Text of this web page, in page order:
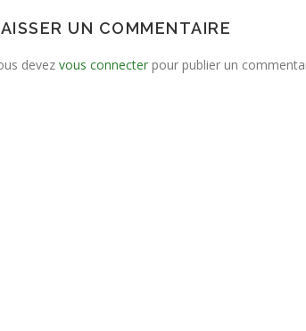
UN COMMENTAIRE
devez vous connecter pour publier un